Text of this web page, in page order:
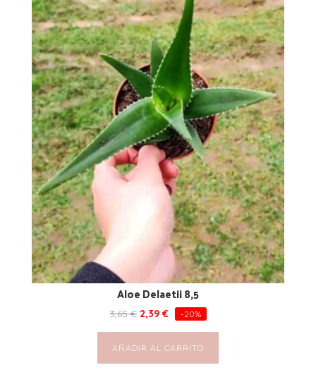
Aloe Delaetii 8,5
3,65€ 2,39 € -20%
AÑADIR AL CARRITO